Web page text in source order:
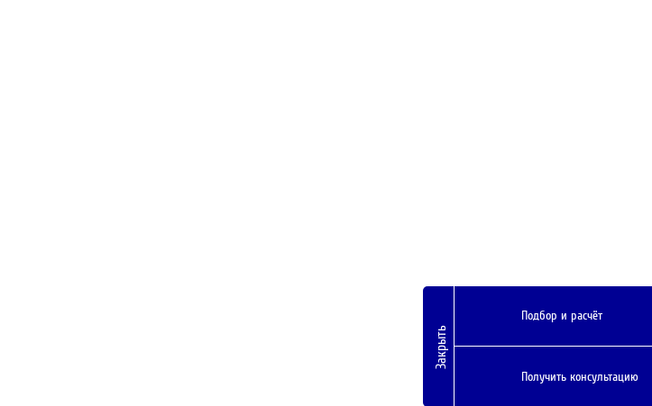
Закрыть
Подбор и расчёт
Получить консультацию